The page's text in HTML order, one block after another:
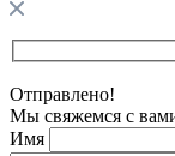
Отправлено!
Мы свяжемся с
Имя